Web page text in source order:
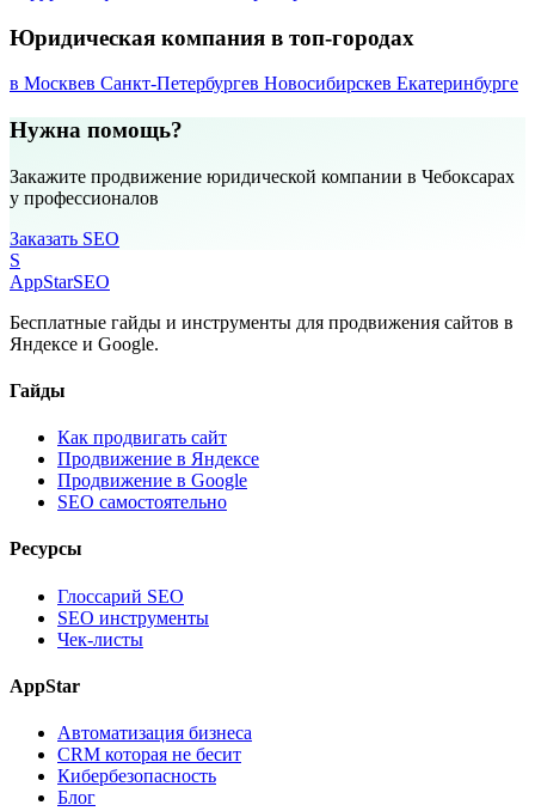
Юридическая компания в топ-городах
в Москвев Санкт-Петербургев Новосибирскев Екатеринбурге
Нужна помощь?
Закажите продвижение юридической компании в Чебоксарах
у профессионалов
Заказать SEO
S
AppStarSEO
Бесплатные гайды и инструменты для продвижения сайтов в
Яндексе и Google.
Гайды
Как продвигать сайт
Продвижение в Яндексе
Продвижение в Google
SEO самостоятельно
Ресурсы
Глоссарий SEO
SEO инструменты
Чек-листы
AppStar
Автоматизация бизнеса
CRM которая не бесит
Кибербезопасность
Блог